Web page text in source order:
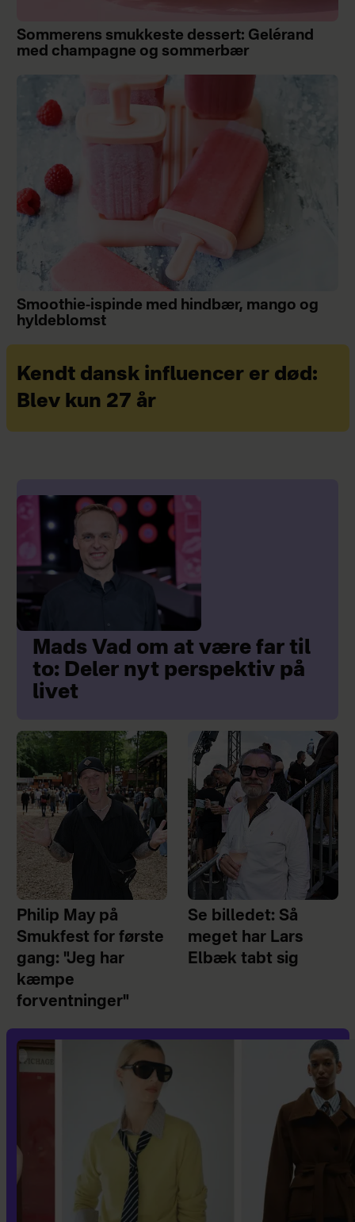
Sommerens smukkeste dessert: Gelérand
med champagne og sommerbær
Smoothie-ispinde med hindbær, mango og
hyldeblomst
Kendt dansk influencer er død:
Blev kun 27 år
Mads Vad om at være far til
to: Deler nyt perspektiv på
livet
Philip May på
Smukfest for første
gang: "Jeg har
kæmpe
forventninger"
Se billedet: Så
meget har Lars
Elbæk tabt sig